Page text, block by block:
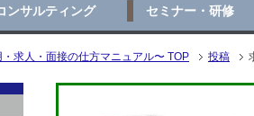
ンサルティング セミナー・研修
求人・面接の仕方マニュアル〜 TOP 投稿